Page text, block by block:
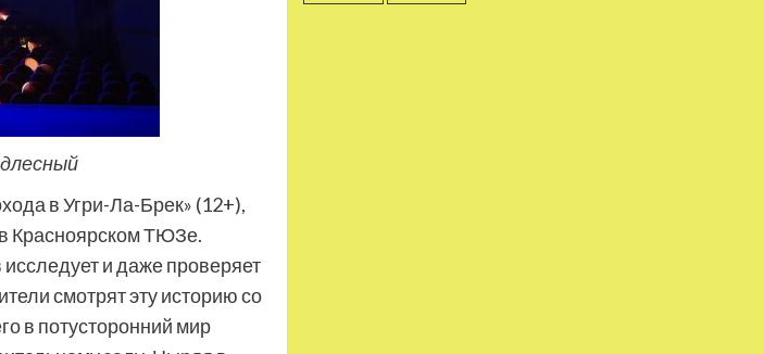
в Угри-Ла-Брек» (12+),
Красноярском ТЮЗе.
и даже проверяет
смотрят эту историю со
в потусторонний мир